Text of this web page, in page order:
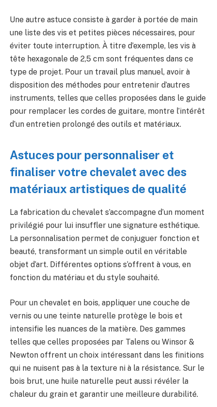
Une autre astuce consiste à garder à portée de main
une liste des vis et petites pièces nécessaires, pour
éviter toute interruption. À titre d’exemple, les vis à
tête hexagonale de 2,5 cm sont fréquentes dans ce
type de projet. Pour un travail plus manuel, avoir à
disposition des méthodes pour entretenir d’autres
instruments, telles que celles proposées dans le guide
pour remplacer les cordes de guitare, montre l’intérêt
d’un entretien prolongé des outils et matériaux.
Astuces pour personnaliser et
finaliser votre chevalet avec des
matériaux artistiques de qualité
La fabrication du chevalet s’accompagne d’un moment
privilégié pour lui insuffler une signature esthétique.
La personnalisation permet de conjuguer fonction et
beauté, transformant un simple outil en véritable
objet d’art. Différentes options s’offrent à vous, en
fonction du matériau et du style souhaité.
Pour un chevalet en bois, appliquer une couche de
vernis ou une teinte naturelle protège le bois et
intensifie les nuances de la matière. Des gammes
telles que celles proposées par Talens ou Winsor &
Newton offrent un choix intéressant dans les finitions
qui ne nuisent pas à la texture ni à la résistance. Sur le
bois brut, une huile naturelle peut aussi révéler la
chaleur du grain et garantir une meilleure durabilité.